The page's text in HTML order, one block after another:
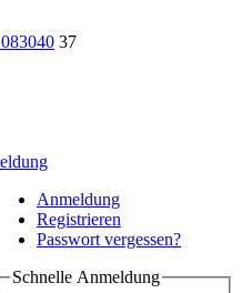
37
Anmeldung
Registrieren
Passwort vergessen?
Schnelle Anmeldung